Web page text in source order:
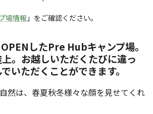
場情報 」をご確認ください。
したPre Hubキャンプ場。
。お越しいただくたびに違っ
いただくことができます。
然は、春夏秋冬様々な顔を見せてくれ